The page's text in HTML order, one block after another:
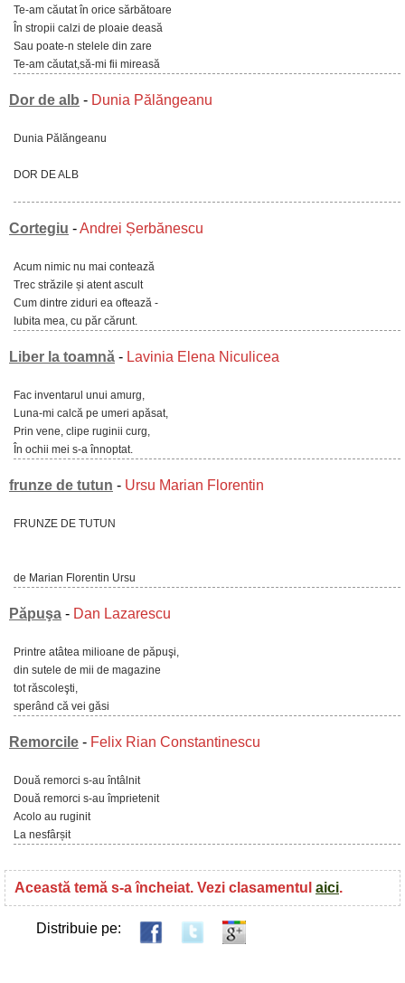
Te-am căutat în orice sărbătoare
În stropii calzi de ploaie deasă
Sau poate-n stelele din zare
Te-am căutat,să-mi fii mireasă
Dor de alb - Dunia Pălăngeanu
Dunia Pălăngeanu
DOR DE ALB
Cortegiu -Andrei Șerbănescu
Acum nimic nu mai contează
Trec străzile și atent ascult
Cum dintre ziduri ea oftează -
Iubita mea, cu păr cărunt.
Liber la toamnă - Lavinia Elena Niculicea
Fac inventarul unui amurg,
Luna-mi calcă pe umeri apăsat,
Prin vene, clipe ruginii curg,
În ochii mei s-a înnoptat.
frunze de tutun - Ursu Marian Florentin
FRUNZE DE TUTUN
de Marian Florentin Ursu
Păpuşa - Dan Lazarescu
Printre atâtea milioane de păpuşi,
din sutele de mii de magazine
tot răscoleşti,
sperând că vei găsi
Remorcile - Felix Rian Constantinescu
Două remorci s-au întâlnit
Două remorci s-au împrietenit
Acolo au ruginit
La nesfârșit
Această temă s-a încheiat. Vezi clasamentul aici.
Distribuie pe: